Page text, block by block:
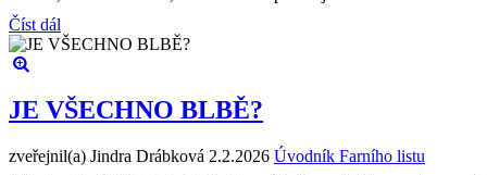
Číst dál
JE VŠECHNO BLBĚ?
zveřejnil(a) Jindra Drábková 2.2.2026 Úvodník Farního listu